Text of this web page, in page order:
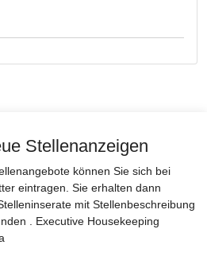
Stellenanzeigen
können Sie sich bei
eintragen. Sie erhalten dann
mit Stellenbeschreibung
. Executive Housekeeping